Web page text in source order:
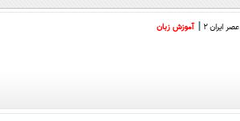
عصر ایران 2 آموزش زبان